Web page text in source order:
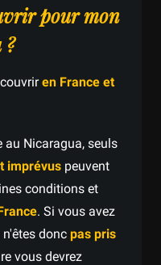
pour mon
?
en France et
au Nicaragua, seuls
imprévus peuvent
conditions et
. Si vous avez
donc pas pris
vous devrez